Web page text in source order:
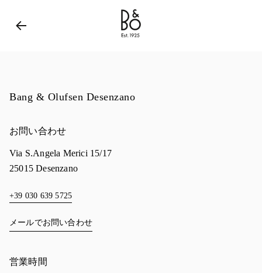
Bang & Olufsen - Exist to Create
Bang & Olufsen Desenzano
お問い合わせ
Via S.Angela Merici 15/17
25015 Desenzano
+39 030 639 5725
メールでお問い合わせ
営業時間